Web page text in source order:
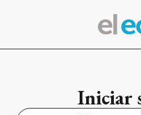
Iniciar